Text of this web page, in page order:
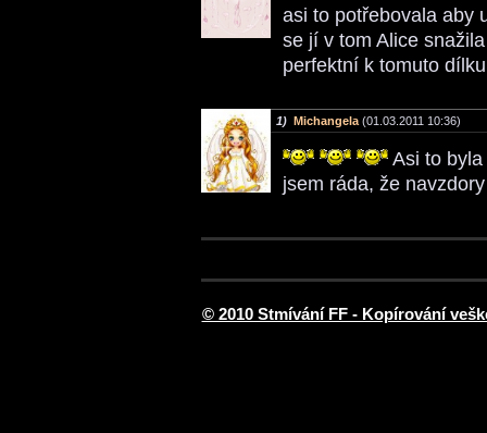
asi to potřebovala aby
se jí v tom Alice
perfektní k tomuto
1) Michangela (01.03.2011 10:36)
Asi to
jsem ráda, že
© 2010 Stmívání FF - Kopírování